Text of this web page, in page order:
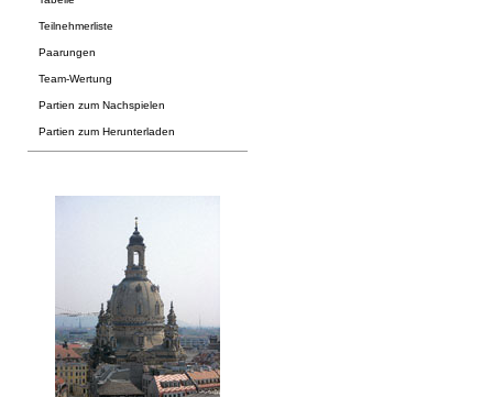
Teilnehmerliste
Paarungen
Team-Wertung
Partien zum Nachspielen
Partien zum Herunterladen